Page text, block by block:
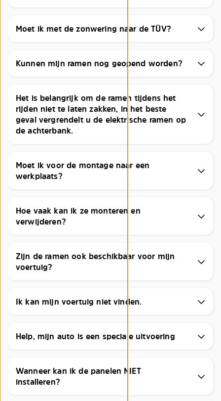
Moet ik met de zonwering naar de TÜV?
Kunnen mijn ramen nog geopend worden?
Het is belangrijk om de ramen tijdens het
rijden niet te laten zakken, in het beste
geval vergrendelt u de elektrische ramen op
de achterbank.
Moet ik voor de montage naar een
werkplaats?
Hoe vaak kan ik ze monteren en
verwijderen?
Zijn de ramen ook beschikbaar voor mijn
voertuig?
Ik kan mijn voertuig niet vinden.
Help, mijn auto is een speciale uitvoering
Wanneer kan ik de panelen NIET
installeren?